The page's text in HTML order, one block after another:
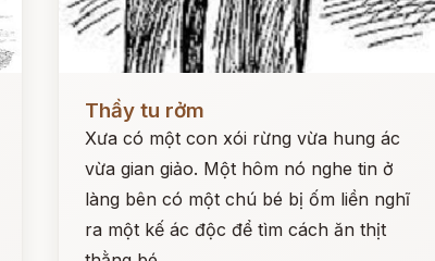
Đọc ngay
Thầy tu rởm
Xưa có một con xói rừng vừa hung ác
vừa gian giảo. Một hôm nó nghe tin ở
làng bên có một chú bé bị ốm liền nghĩ
ra một kế ác độc để tìm cách ăn thịt